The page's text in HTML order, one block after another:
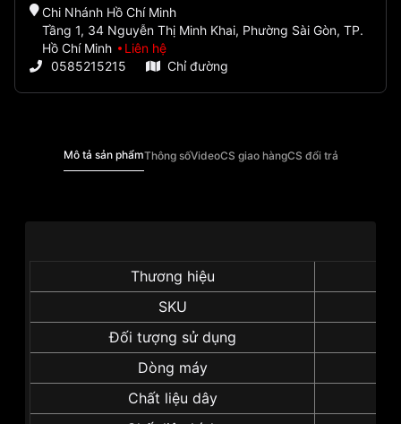
Chi Nhánh Hồ Chí Minh
Tầng 1, 34 Nguyễn Thị Minh Khai, Phường Sài Gòn, TP.
Hồ Chí Minh
Liên hệ
0585215215
Chỉ đường
Mô tả sản phẩmThông sốVideoCS giao hàngCS đổi trả
Thương hiệu
SKU
Đối tượng sử dụng
Dòng máy
Chất liệu dây